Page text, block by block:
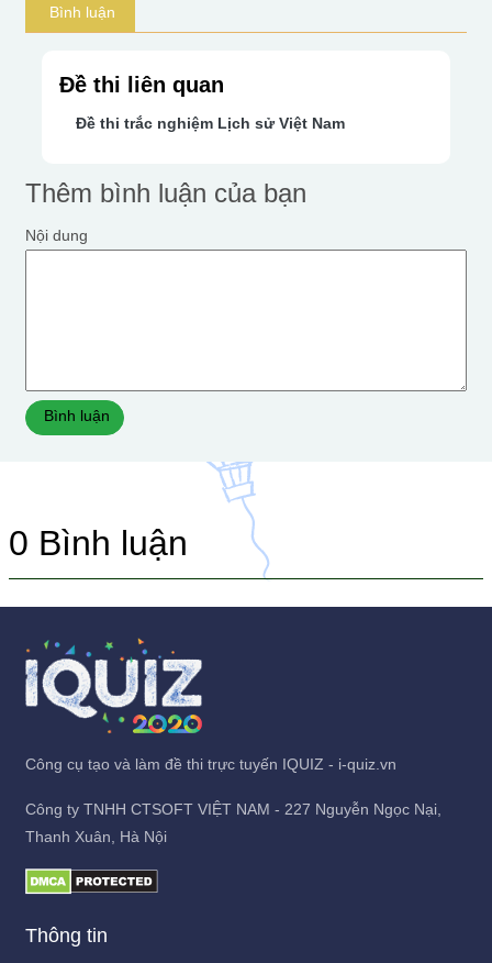
Bình luận
Đề thi liên quan
Đề thi trắc nghiệm Lịch sử Việt Nam
Thêm bình luận của bạn
Nội dung
Bình luận
0 Bình luận
Công cụ tạo và làm đề thi trực tuyến IQUIZ - i-quiz.vn
Công ty TNHH CTSOFT VIỆT NAM - 227 Nguyễn Ngọc Nại,
Thanh Xuân, Hà Nội
Thông tin